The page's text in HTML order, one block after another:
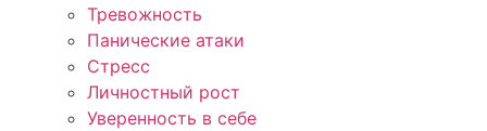
Тревожность
Панические атаки
Стресс
Личностный рост
Уверенность в себе